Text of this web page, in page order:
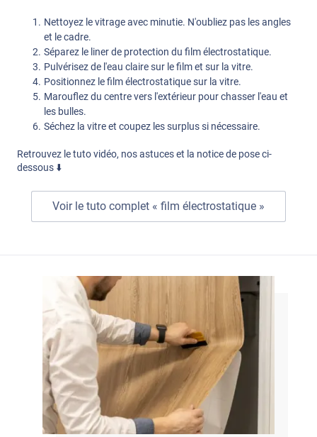
Nettoyez le vitrage avec minutie. N'oubliez pas les angles
et le cadre.
Séparez le liner de protection du film électrostatique.
Pulvérisez de l'eau claire sur le film et sur la vitre.
Positionnez le film électrostatique sur la vitre.
Marouflez du centre vers l'extérieur pour chasser l'eau et
les bulles.
Séchez la vitre et coupez les surplus si nécessaire.
Retrouvez le tuto vidéo, nos astuces et la notice de pose ci-
dessous ⬇️
Voir le tuto complet « film électrostatique »